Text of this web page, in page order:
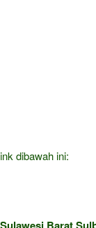
dibawah ini:
Barat